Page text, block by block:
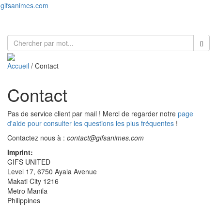
gifsanimes.com
Accueil / Contact
Contact
Pas de service client par mail ! Merci de regarder notre page
d'aide pour consulter les questions les plus fréquentes !
Contactez nous à : contact@gifsanimes.com
Imprint:
GIFS UNITED
Level 17, 6750 Ayala Avenue
Makati City 1216
Metro Manila
Philippines